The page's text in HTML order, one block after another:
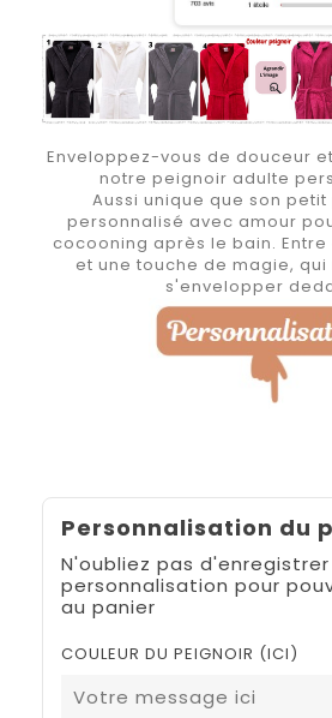
Enveloppez-vous de douceur
notre peignoir adulte
Aussi unique que son
personnalisé avec amour
cocooning après le bain.
et une touche de magie,
s'envelopper
Personnalisation du
N'oubliez pas
personnalisation pour
au panier
COULEUR DU PEIGNOIR (ICI)